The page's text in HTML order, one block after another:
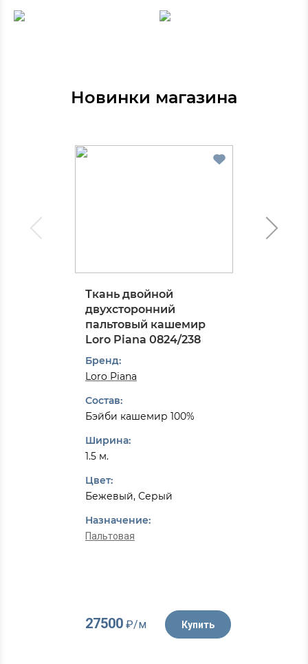
Новинки магазина
Ткань двойной
двухсторонний
пальтовый кашемир
Loro Piana 0824/238
Бренд:
Loro Piana
Состав:
Бэйби кашемир 100%
Ширина:
1.5 м.
Цвет:
Бежевый, Серый
Назначение:
Пальтовая
27500₽/м Купить